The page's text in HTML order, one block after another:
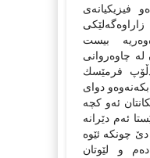
فیزیكیانەی
بیست
چاوەروانی
فرمێسك
دوای
ئەو كچە
ئەم دێرانە
دێ چونكە ئێوە
و لێوتان